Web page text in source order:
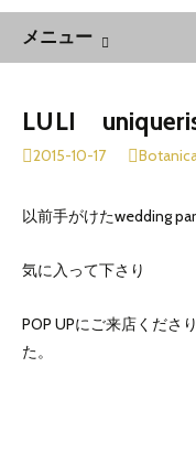
メニュー
ツ
動
LULI
2015-10-17
以前手がけたwedding
気に入って下さり
POP UPにご来店くださ
た。